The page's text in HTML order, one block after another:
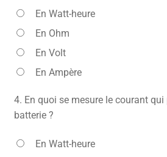
En Watt-heure
En Ohm
En Volt
En Ampère
4. En quoi se mesure le courant
batterie ?
En Watt-heure